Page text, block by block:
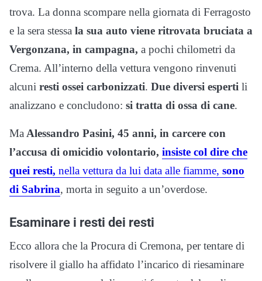
trova. La donna scompare nella giornata di Ferragosto
e la sera stessa la sua auto viene ritrovata bruciata a
Vergonzana, in campagna, a pochi chilometri da
Crema. All’interno della vettura vengono rinvenuti
alcuni resti ossei carbonizzati. Due diversi esperti li
analizzano e concludono: si tratta di ossa di cane.
Ma Alessandro Pasini, 45 anni, in carcere con
l’accusa di omicidio volontario, insiste col dire che
quei resti, nella vettura da lui data alle fiamme, sono
di Sabrina, morta in seguito a un’overdose.
Esaminare i resti dei resti
Ecco allora che la Procura di Cremona, per tentare di
risolvere il giallo ha affidato l’incarico di riesaminare